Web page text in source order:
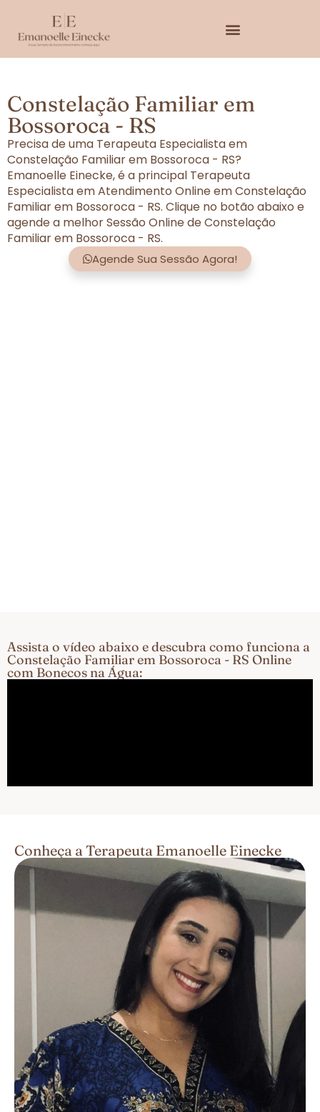
Constelação Familiar em
Bossoroca - RS
Precisa de uma Terapeuta Especialista em
Constelação Familiar em Bossoroca - RS?
Emanoelle Einecke, é a principal Terapeuta
Especialista em Atendimento Online em Constelação
Familiar em Bossoroca - RS. Clique no botão abaixo e
agende a melhor Sessão Online de Constelação
Familiar em Bossoroca - RS.
Agende Sua Sessão Agora!
Assista o vídeo abaixo e descubra como funciona a
Constelação Familiar em Bossoroca - RS Online
com Bonecos na Água:
Conheça a Terapeuta Emanoelle Einecke